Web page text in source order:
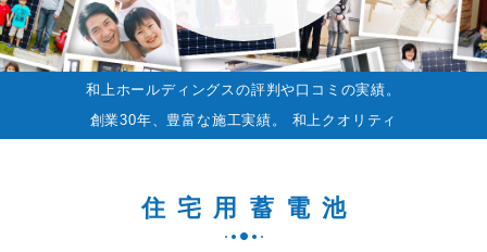
和上ホールディングスの評判や口コミの実績。
創業30年、豊富な施工実績。 和上クオリティ
住宅用蓄電池